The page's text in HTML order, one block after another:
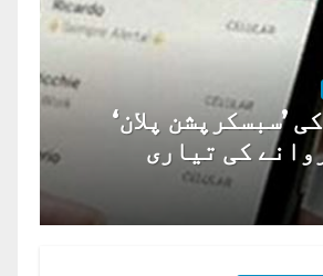
’سبسکرپشن پلان‘
کی تیاری